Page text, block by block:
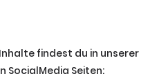
findest du in unserer
SocialMedia Seiten: